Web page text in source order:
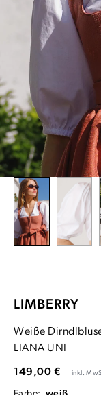
LIMBERRY
Weiße
LIANA UNI
149,00 € inkl.